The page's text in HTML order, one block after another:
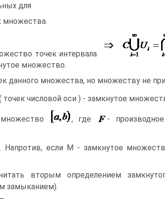
для
множества.
точек интервала
множество.
данного множества, но множеству не
точек числовой оси ) - замкнутое
, где
-
. Напротив, если М - замкнутое
вторым определением
замыканием).